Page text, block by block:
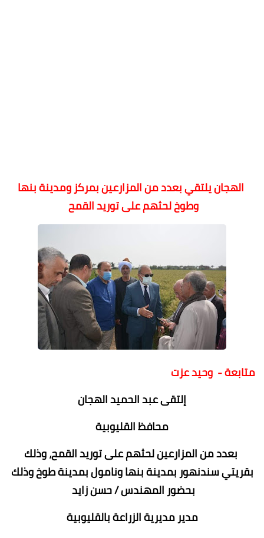
الهجان يلتقي بعدد من المزارعين بمركز ومدينة بنها
وطوخ لحثهم على توريد القمح
متابعة - وحيد عزت
إلتقى عبد الحميد الهجان
محافظ القليوبية
بعدد من المزارعين لحثهم على توريد القمح، وذلك
بقريتي سندنهور بمدينة بنها ونامول بمدينة طوخ وذلك
بحضور المهندس / حسن زايد
مدير مديرية الزراعة بالقليوبية